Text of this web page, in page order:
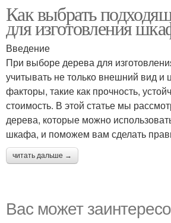
Как выбрать
для изготовления
Введение
При выборе дерева для
учитывать не только внешний вид и
факторы, такие как прочность,
стоимость. В этой статье мы
дерева, которые можно
шкафа, и поможем вам сделать
читать дальше →
Вас может